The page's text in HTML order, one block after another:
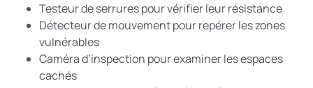
Testeur de serrures pour vérifier leur résistance
Détecteur de mouvement pour repérer les zones
vulnérables
Caméra d’inspection pour examiner les espaces
cachés